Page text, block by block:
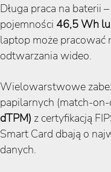
Długa praca na baterii
pojemności 46,5 Wh
laptop może pracować
odtwarzania wideo.
Wielowarstwowe
papilarnych (match-on-
dTPM) z certyfikacją
Smart Card dbają o
danych.